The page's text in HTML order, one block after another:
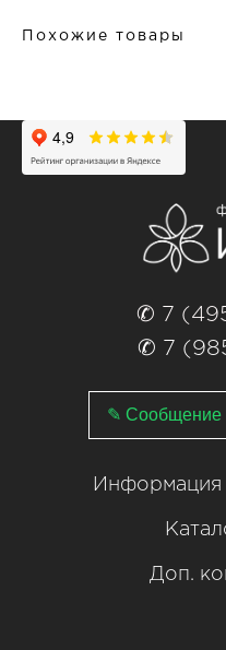
Похожие товары
✆ 7
✆ 7
✎ Сообщение
Информация
Доп.